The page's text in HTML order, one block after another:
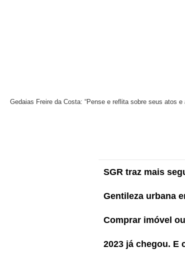
Gedaias Freire da Costa: “Pense e reflita sobre seus atos
SGR traz mais
Gentileza urbana
Comprar imóvel
2023 já chegou. E